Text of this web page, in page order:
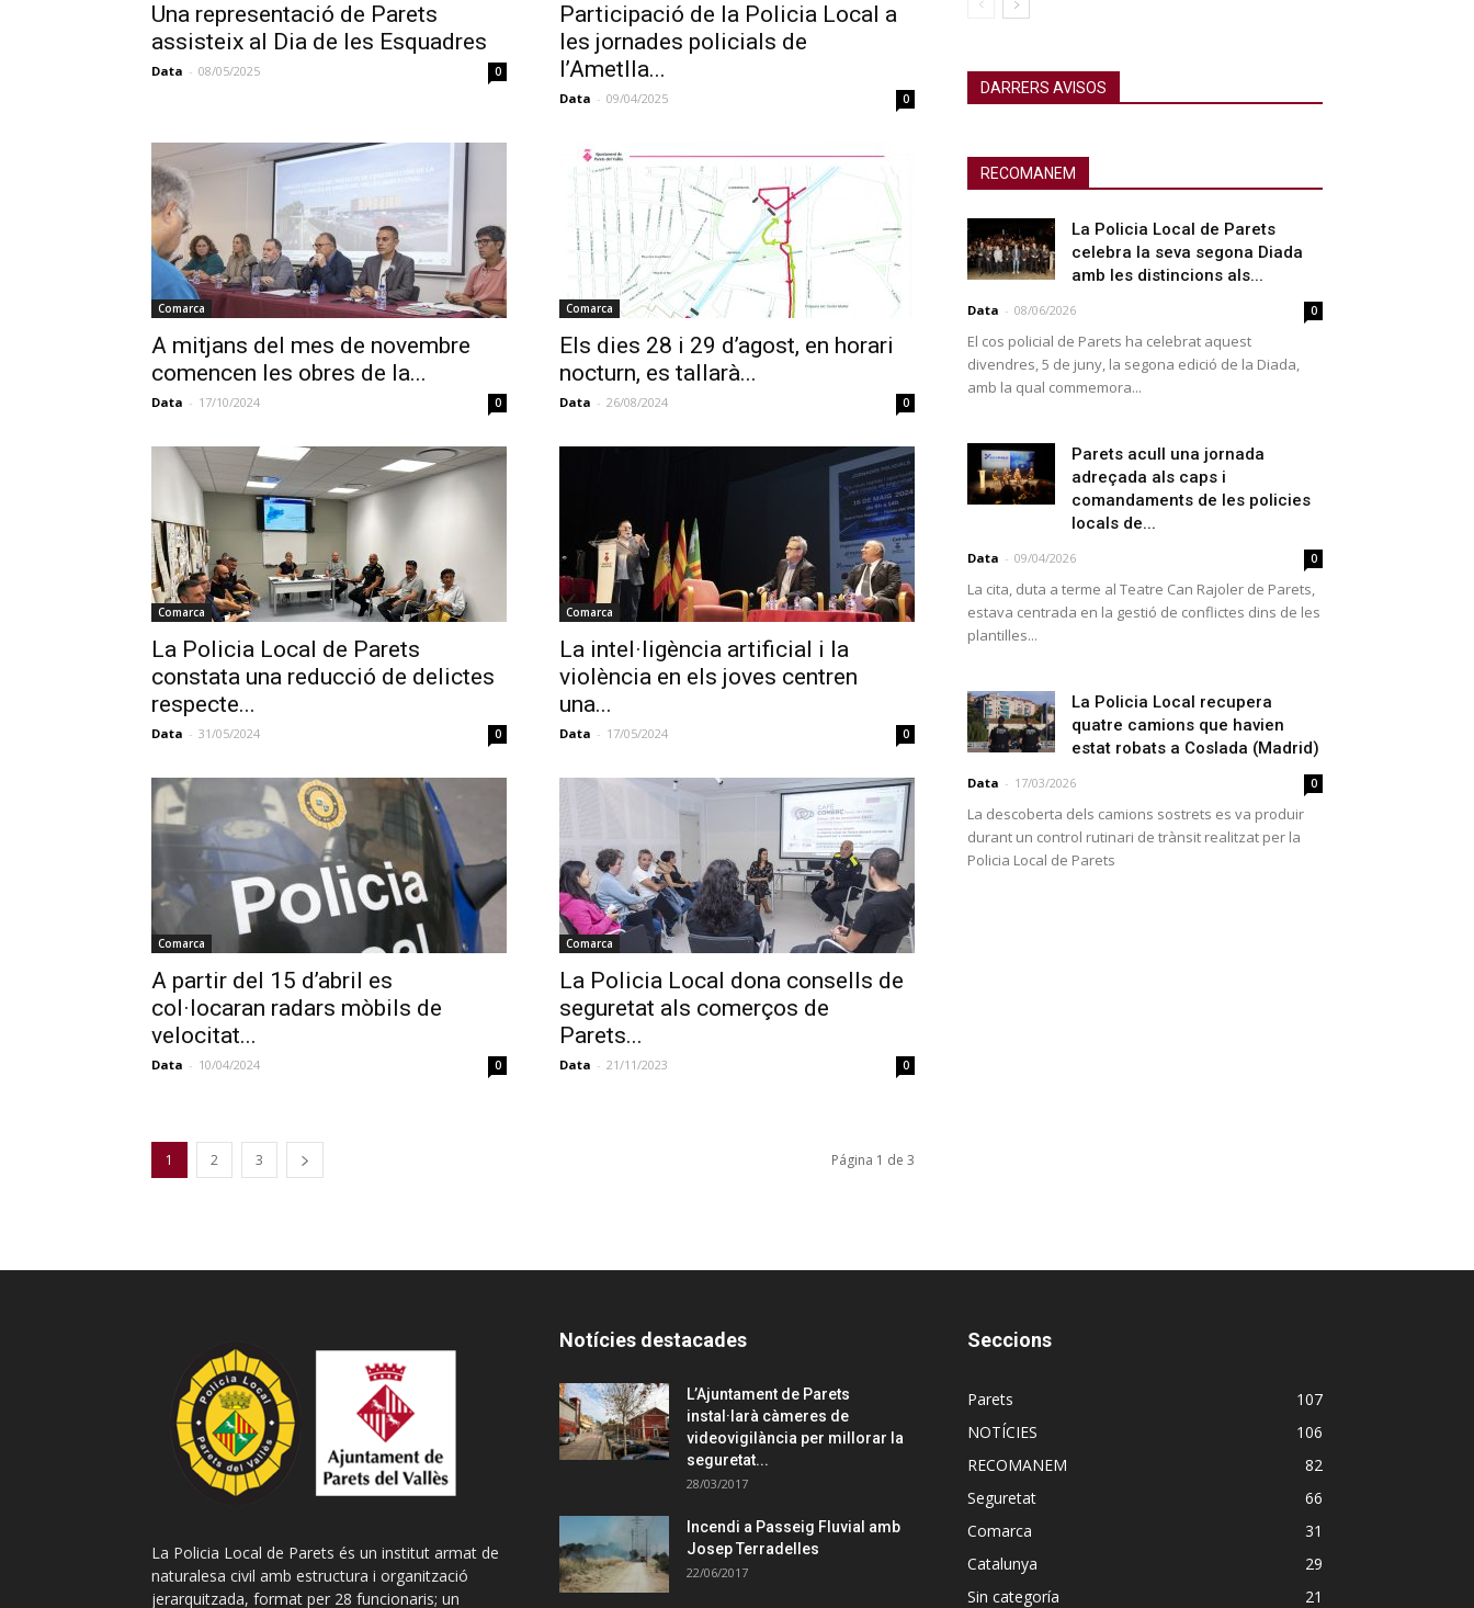
Una representació de Parets
assisteix al Dia de les Esquadres
Data - 08/05/2025 0
Participació de la Policia Local a
les jornades policials de
l’Ametlla...
Data - 09/04/2025 0
Comarca
A mitjans del mes de novembre
comencen les obres de la...
Data - 17/10/2024 0
Comarca
Els dies 28 i 29 d’agost, en horari
nocturn, es tallarà...
Data - 26/08/2024 0
Comarca
La Policia Local de Parets
constata una reducció de delictes
respecte...
Data - 31/05/2024 0
Comarca
La intel·ligència artificial i la
violència en els joves centren
una...
Data - 17/05/2024 0
Comarca
A partir del 15 d’abril es
col·locaran radars mòbils de
velocitat...
Data - 10/04/2024 0
Comarca
La Policia Local dona consells de
seguretat als comerços de
Parets...
Data - 21/11/2023 0
1 2 3 Página 1 de 3
DARRERS AVISOS
RECOMANEM
La Policia Local de Parets
celebra la seva segona Diada
amb les distincions als...
Data - 08/06/2026 0
El cos policial de Parets ha celebrat aquest
divendres, 5 de juny, la segona edició de la Diada,
amb la qual commemora...
Parets acull una jornada
adreçada als caps i
comandaments de les policies
locals de...
Data - 09/04/2026 0
La cita, duta a terme al Teatre Can Rajoler de Parets,
estava centrada en la gestió de conflictes dins de les
plantilles...
La Policia Local recupera
quatre camions que havien
estat robats a Coslada (Madrid)
Data - 17/03/2026 0
La descoberta dels camions sostrets es va produir
durant un control rutinari de trànsit realitzat per la
Policia Local de Parets
La Policia Local de Parets és un institut armat de
naturalesa civil amb estructura i organització
jerarquitzada, format per 28 funcionaris; un
Notícies destacades
L’Ajuntament de Parets
instal·larà càmeres de
videovigilància per millorar la
seguretat...
28/03/2017
Incendi a Passeig Fluvial amb
Josep Terradelles
22/06/2017
Seccions
Parets
107
NOTÍCIES
106
RECOMANEM
82
Seguretat
66
Comarca
31
Catalunya
29
Sin categoría
21